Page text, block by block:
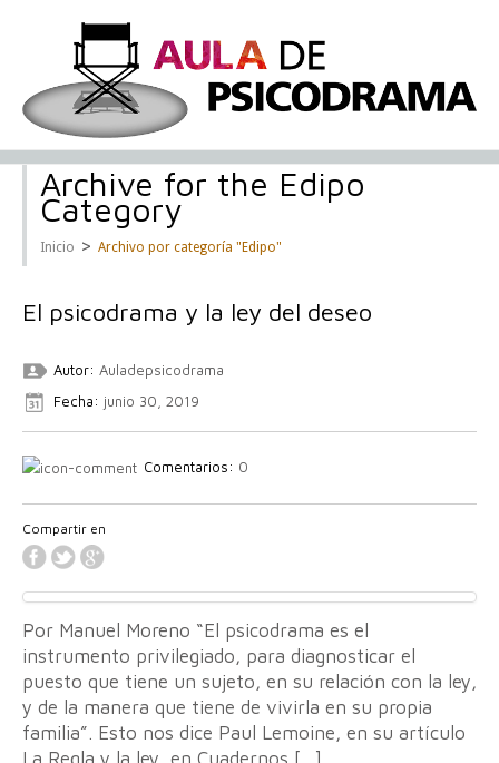
Archive for the Edipo
Category
Inicio > Archivo por categoría "Edipo"
El psicodrama y la ley del deseo
Autor: Auladepsicodrama
Fecha: junio 30, 2019
Comentarios: 0
Compartir en
Por Manuel Moreno “El psicodrama es el
instrumento privilegiado, para diagnosticar el
puesto que tiene un sujeto, en su relación con la ley,
y de la manera que tiene de vivirla en su propia
familia”. Esto nos dice Paul Lemoine, en su artículo
La Regla y la ley, en Cuadernos […]